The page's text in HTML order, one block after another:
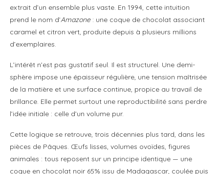
extrait d’un ensemble plus vaste. En 1994, cette intuition
prend le nom d’Amazone: une coque de chocolat associant
caramel et citron vert, produite depuis à plusieurs millions
d’exemplaires.
L’intérêt n’est pas gustatif seul. Il est structurel. Une demi-
sphère impose une épaisseur régulière, une tension maîtrisée
de la matière et une surface continue, propice au travail de
brillance. Elle permet surtout une reproductibilité sans perdre
l’idée initiale : celle d’un volume pur.
Cette logique se retrouve, trois décennies plus tard, dans les
pièces de Pâques. Œufs lisses, volumes ovoïdes, figures
animales : tous reposent sur un principe identique — une
coque en chocolat noir 65% issu de Madagascar, coulée puis